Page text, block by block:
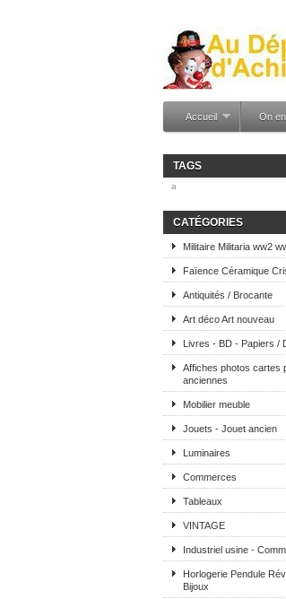
Accueil On en
TAGS
a
CATÉGORIES
Militaire Militaria ww2
Faïence Céramique
Antiquités / Brocante
Art déco Art nouveau
Livres - BD - Papiers /
Affiches photos cartes
anciennes
Mobilier meuble
Jouets - Jouet ancien
Luminaires
Commerces
Tableaux
VINTAGE
Industriel usine -
Horlogerie Pendule
Bijoux